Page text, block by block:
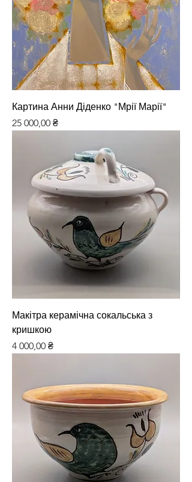
Картина Анни Діденко "Мрії Марії"
Ціна
25 000,00 ₴
Макітра керамічна сокальська з
кришкою
Ціна
4 000,00 ₴